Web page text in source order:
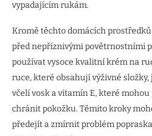
vypadajícím rukám.
Kromě těchto domácích
před nepříznivými povětrnostními
používat vysoce kvalitní krém na
ruce, které obsahují výživné
včelí vosk a vitamín E, které
chránit pokožku. Těmito kroky
předejít a zmírnit problém